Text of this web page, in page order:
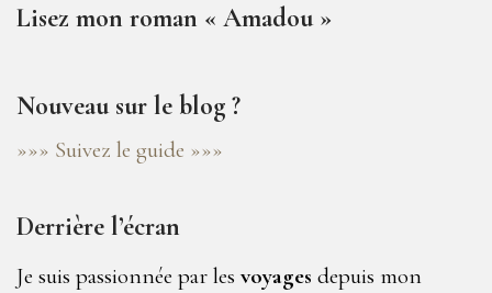
Lisez mon roman « Amadou »
Nouveau sur le blog ?
»»» Suivez le guide »»»
Derrière l’écran
Je suis passionnée par les voyages depuis mon